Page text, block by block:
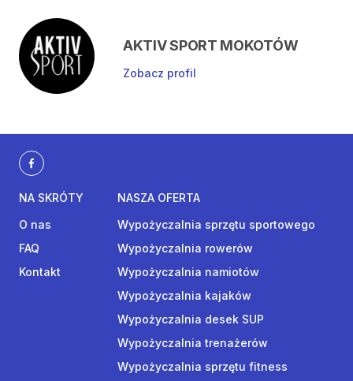
AKTIV SPORT MOKOTÓW
Zobacz profil
NA SKRÓTY
O nas
FAQ
Kontakt
NASZA OFERTA
Wypożyczalnia sprzętu sportowego
Wypożyczalnia rowerów
Wypożyczalnia namiotów
Wypożyczalnia kajaków
Wypożyczalnia desek SUP
Wypożyczalnia trenażerów
Wypożyczalnia sprzętu fitness